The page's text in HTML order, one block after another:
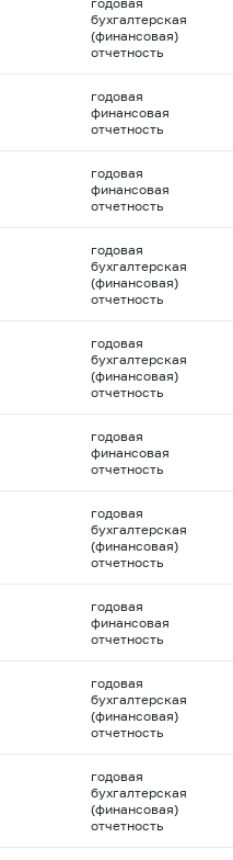
бухгалтерская
(финансовая)
отчетность
годовая
финансовая
отчетность
годовая
финансовая
отчетность
годовая
бухгалтерская
(финансовая)
отчетность
годовая
бухгалтерская
(финансовая)
отчетность
годовая
финансовая
отчетность
годовая
бухгалтерская
(финансовая)
отчетность
годовая
финансовая
отчетность
годовая
бухгалтерская
(финансовая)
отчетность
годовая
бухгалтерская
(финансовая)
отчетность